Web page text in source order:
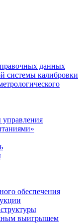
данных
системы калибровки
управления
обеспечения
выигрышем